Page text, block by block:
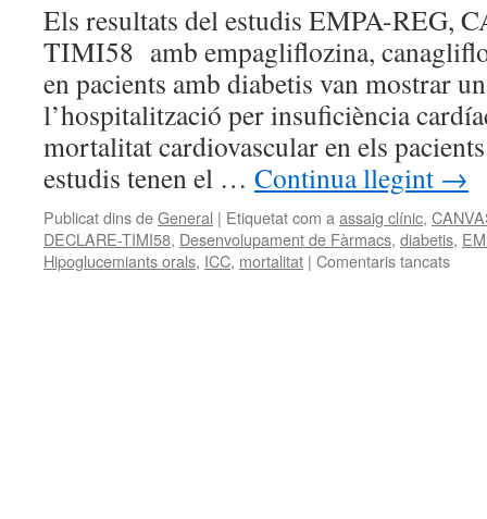
Els resultats del estudis EMPA-REG,
TIMI58 amb empagliflozina,
en pacients amb diabetis van mostrar
l’hospitalització per insuficiència
mortalitat cardiovascular en els
estudis tenen el … Continua llegint →
Publicat dins deGeneral | Etiquetat com a assaig clínic,
DECLARE-TIMI58, Desenvolupament de Fàrmacs, diabetis,
Hipoglucemiants orals, ICC, mortalitat | Comentaris tancats